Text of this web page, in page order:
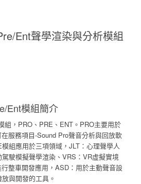
Ent聲學渲染與分析模組
Ent模組簡介
組，PRO、PRE、ENT。PRO主要用於
服務項目-Sound Pro聲音分析與回放軟
組應用於三項領域，JLT：心理聲學人
駛模擬聲學渲染、VRS：VR虛擬實境
整車開發應用，ASD：用於主動聲音設
與開發的工具。